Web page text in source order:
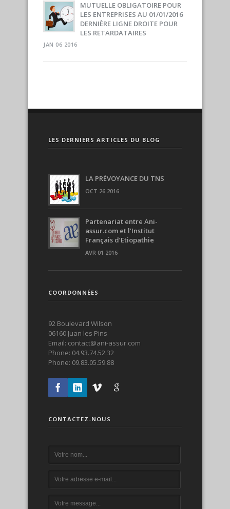
MUTUELLE OBLIGATOIRE POUR
LES ENTREPRISES AU 01/01/2016
DERNIÈRE LIGNE DROITE POUR
LES RETARDATAIRES
JAN 06 2016
LES DERNIERS ARTICLES DU BLOG
LA PRÉVOYANCE DU TNS
OCT 26 2016
Partenariat entre Ani-
assur.com et l’Institut
Français d’Etiopathie
AVR 01 2016
COORDONNÉES
92 Boulevard Wilson
06160 Juan les Pins
Email: contact@ani-assur.com
Phone: 04.93.74.52.32
Phone: 09.83.05.59.88
CONTACTEZ-NOUS